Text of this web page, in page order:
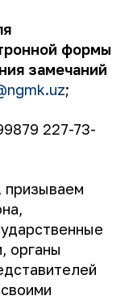
формы
замечаний
;
227-73-
призываем
органы